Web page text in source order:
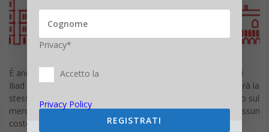
È ancora presto per fare delle ipotesi sulle possibili offerte di
Iliad per la rete fissa. L’unica cosa certa è che l’azienda seguirà la
stessa filosofia che l’ha portata a ottenere un buon successo sul
mercato della telefonia mobile: prezzi chiari e fissi, senza nessun
costo nascosto.
Privacy*
Accetto la
Privacy Policy
REGISTRATI